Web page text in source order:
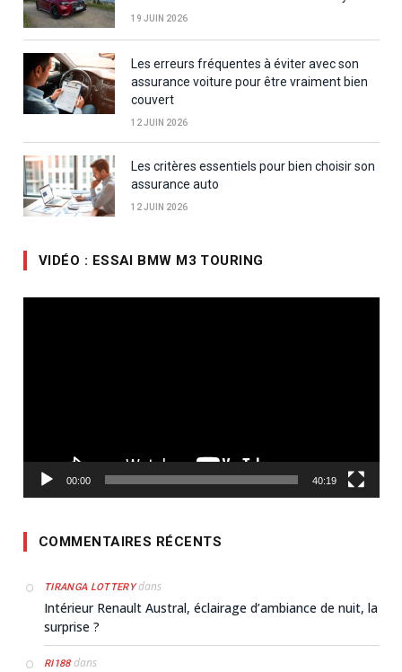
19 JUIN 2026
Les erreurs fréquentes à éviter avec son
assurance voiture pour être vraiment bien
couvert
12 JUIN 2026
Les critères essentiels pour bien choisir son
assurance auto
12 JUIN 2026
VIDÉO : ESSAI BMW M3 TOURING
00:00 40:19
COMMENTAIRES RÉCENTS
TIRANGA LOTTERYdans
Intérieur Renault Austral, éclairage d’ambiance de nuit, la
surprise ?
RI188dans